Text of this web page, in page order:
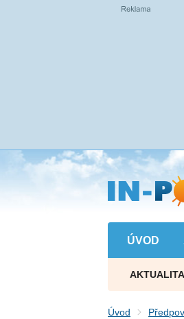
Přejít
na
hlavní
obsah
ÚVOD
Úvod